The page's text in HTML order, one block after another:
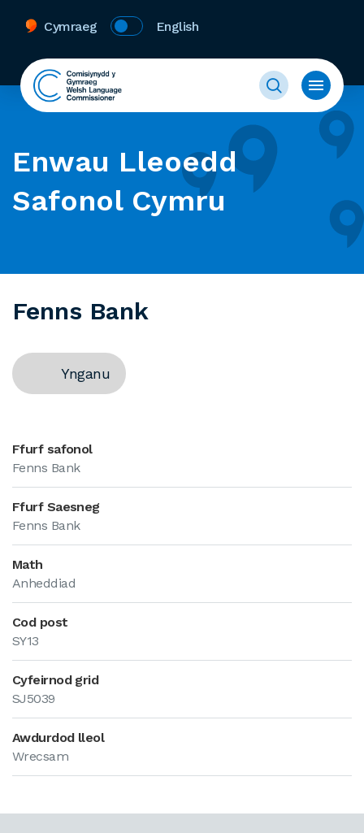
Cymraeg English
Enwau Lleoedd
Safonol Cymru
Fenns Bank
Ynganu
Ffurf safonol
Fenns Bank
Ffurf Saesneg
Fenns Bank
Math
Anheddiad
Cod post
SY13
Cyfeirnod grid
SJ5039
Awdurdod lleol
Wrecsam